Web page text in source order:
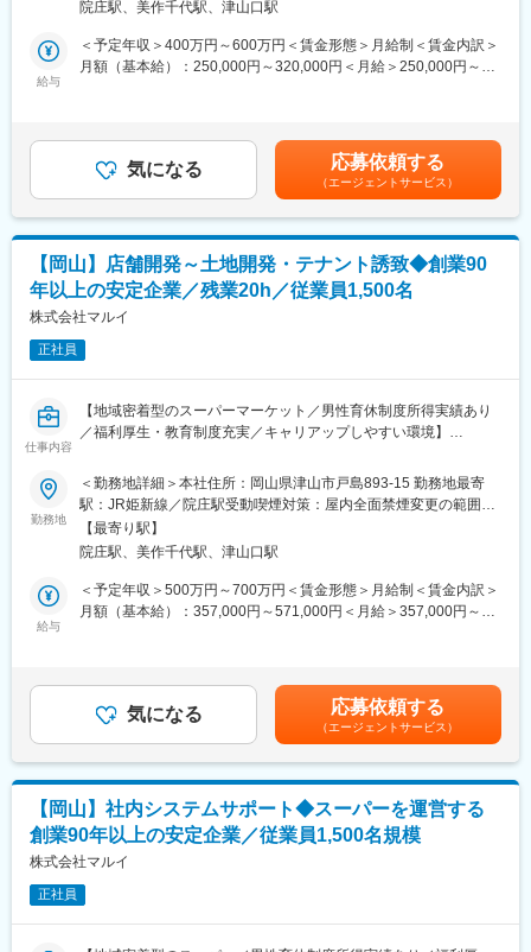
域とともに歩む企業として、より一層努力して参ります。
変更の範囲：会社の定める業務
進・販売戦略担当を募集します。
■業務内容：
・社外取引先等との交渉・協業・連携
・社内複数部署と連携した業務の推進
しています。店舗における様々なスキル向上のための各種研修が
充実しており、入社から10年後のキャリア形成を計画します。
■リーダーシップ研修：
『アンガーマネジメント』を踏まえて『部下の自主性を育てる指
導法』などリーダーとしての心構えや実践すべき具体的な行動に
ついて学び、チームの活性化を図るリーダーシップのあり方を考
えます。
■当社の特徴：
西日本エリアの食料品店では最も早くセルフサービス方式を導入
したスーパーマーケットです。1958年8月には株式会社マルイを
設立。現在は岡山県、鳥取県、島根県で食品スーパーマーケット
を展開しています。2020年からは本格的にデジタルトランスフォ
フレジの導入、デジタル販促の強化、お客様1人ひとりの購買実績
からお客様に最適な商品提案を実現しています。
変更の範囲：会社の定める業務
院庄駅、美作千代駅、津山口駅
給与
＜予定年収＞400万円～600万円＜賃金形態＞月給制＜賃金内訳＞
月額（基本給）：250,000円～320,000円＜月給＞250,000円～
でも目安の金額であり、選考を通じて上下する可能性がありま
す。月給(月額)は固定手当を含めた表記です。
気になる 応募依頼する
（エージェントサービス）
【岡山】店舗開発～土地開発・テナント誘致◆創業90
年以上の安定企業／残業20h／従業員1,500名
株式会社マルイ
正社員
仕事内容
【地域密着型のスーパーマーケット／男性育休制度所得実績あり
／福利厚生・教育制度充実／キャリアップしやすい環境】
当社は地域の食のライフラインを支えるスーパーマーケットとし
て、岡山・鳥取・島根で店舗展開をしております。現在食品スー
パーマーケット事業の拡大、収益性の向上により、今回は店舗開
発職を募集しています。
■業務概要：
新規出店・リニューアル・テナント誘致・既存店舗の修繕等、店
・店舗管理、契約交渉
・行政・各種業界キーパーソンとのコミュニケーション構築
・各種管理資料の作成
■当社の人材育成制度：
「マルイアカデミー」を設立し、社員の教育、資格取得を後押し
しています。店舗における様々なスキル向上のための各種研修が
充実しており、入社から10年後のキャリア形成を計画します。
■当社の特徴：
勤務地
＜勤務地詳細＞本社住所：岡山県津山市戸島893-15 勤務地最寄
駅：JR姫新線／院庄駅受動喫煙対策：屋内全面禁煙変更の範囲：
会社の定める事業所
【最寄り駅】
院庄駅、美作千代駅、津山口駅
給与
＜予定年収＞500万円～700万円＜賃金形態＞月給制＜賃金内訳＞
月額（基本給）：357,000円～571,000円＜月給＞357,000円～
でも目安の金額であり、選考を通じて上下する可能性がありま
す。月給(月額)は固定手当を含めた表記です。
気になる 応募依頼する
（エージェントサービス）
【岡山】社内システムサポート◆スーパーを運営する
創業90年以上の安定企業／従業員1,500名規模
株式会社マルイ
正社員